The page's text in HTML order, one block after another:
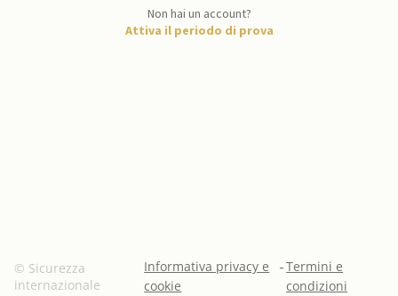
Non hai un account?
Attiva il periodo di prova
© Sicurezza
internazionale
Informativa privacy e
cookie
-Termini e
condizioni